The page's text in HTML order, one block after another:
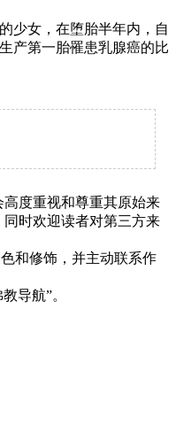
少女，在堕胎半年内，自
产第一胎罹患乳腺癌的比
度重视和尊重其原始来
时欢迎读者对第三方来
和修饰，并主动联系作
导航”。